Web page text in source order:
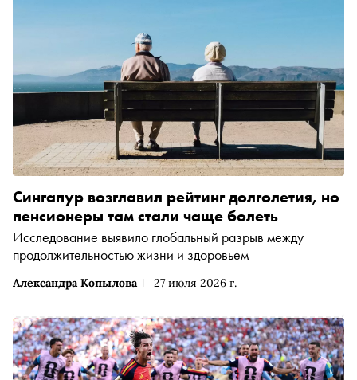
Александра Копылова 27 июля 2026 г.
Сингапур возглавил рейтинг долголетия, но
пенсионеры там стали чаще болеть
Исследование выявило глобальный разрыв между
продолжительностью жизни и здоровьем